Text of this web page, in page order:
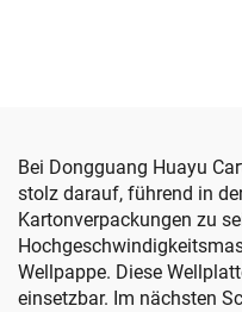
Bei Dongguang Huayu
stolz darauf, führend in
Kartonverpackungen zu
Wellpappe. Diese
einsetzbar. Im nächsten